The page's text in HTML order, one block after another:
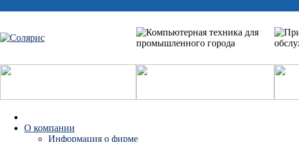
О компании
Информация о фирме